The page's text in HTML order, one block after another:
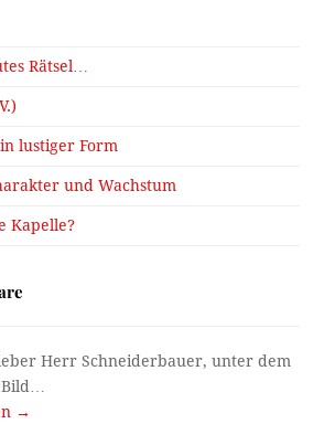
Rätsel…
lustiger Form
und Wachstum
Kapelle?
Herr Schneiderbauer, unter dem
Bild…
→